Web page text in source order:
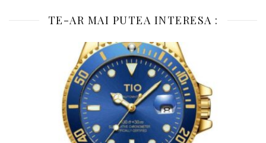
TE-AR MAI PUTEA INTERESA :